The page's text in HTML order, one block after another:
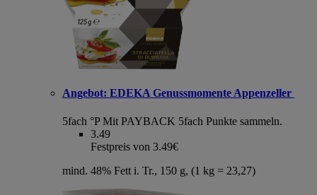
Angebot: EDEKA Genussmomente Appenzeller
5fach °P Mit PAYBACK 5fach Punkte sammeln.
3.49
Festpreis von 3.49€
mind. 48% Fett i. Tr., 150 g, (1 kg = 23,27)